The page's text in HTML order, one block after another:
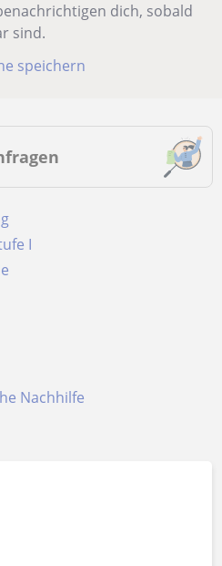
dich, sobald
sind.
speichern
I
Nachhilfe